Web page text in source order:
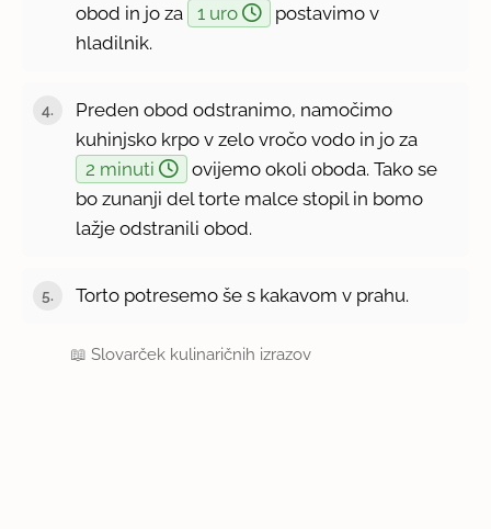
obod in jo za
1 uro
postavimo v
hladilnik.
Preden obod odstranimo, namočimo
kuhinjsko krpo v zelo vročo vodo in jo za
2 minuti
ovijemo okoli oboda. Tako se
bo zunanji del torte malce stopil in bomo
lažje odstranili obod.
Torto potresemo še s kakavom v prahu.
📖Slovarček kulinaričnih izrazov